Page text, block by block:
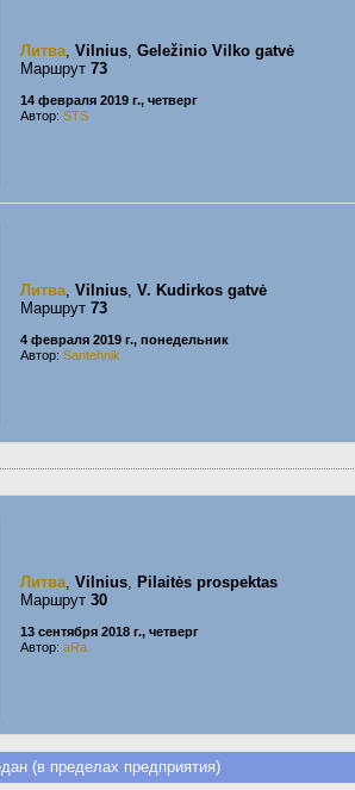
Литва, Vilnius, Geležinio Vilko gatvė
Маршрут 73
14 февраля 2019 г., четверг
Автор: STS
Литва, Vilnius, V. Kudirkos gatvė
Маршрут 73
4 февраля 2019 г., понедельник
Автор: Santehnik
Литва, Vilnius, Pilaitės prospektas
Маршрут 30
13 сентября 2018 г., четверг
Автор: aRa
(в пределах предприятия)